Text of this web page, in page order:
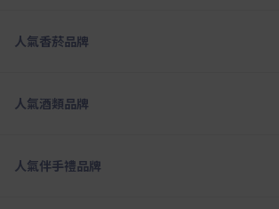
人氣香菸品牌
人氣酒類品牌
人氣伴手禮品牌